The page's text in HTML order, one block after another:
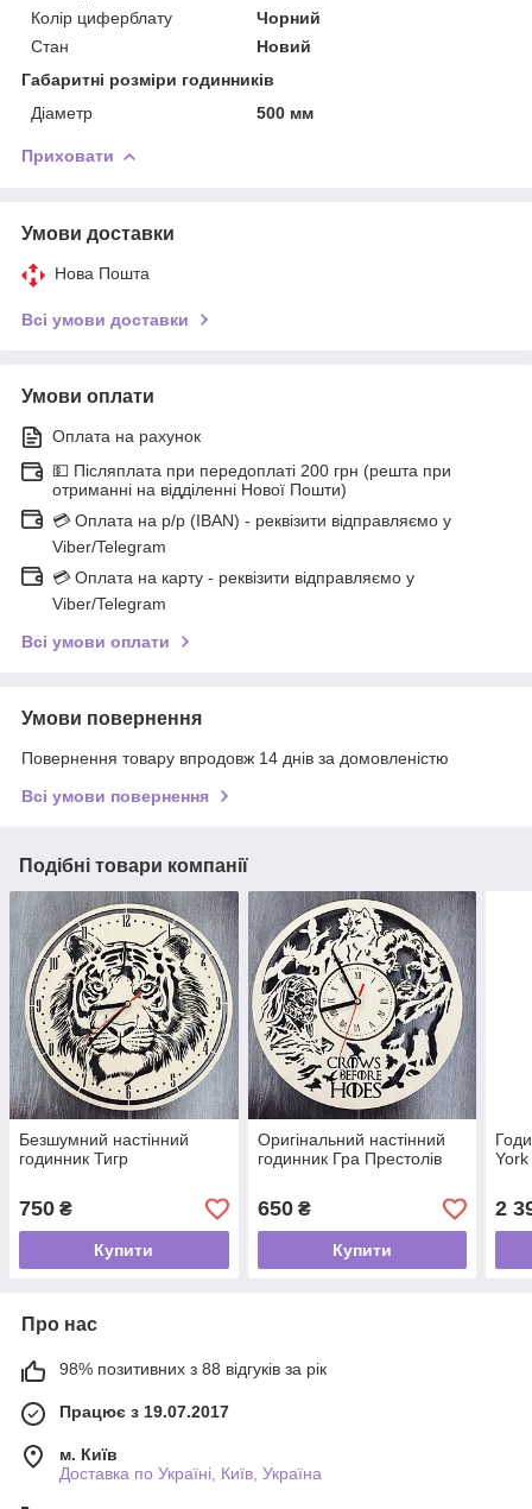
Колір циферблату
Чорний
Стан
Новий
Габаритні розміри годинників
Діаметр
500 мм
Приховати
Умови доставки
Нова Пошта
Всі умови доставки
Умови оплати
Оплата на рахунок
💵 Післяплата при передоплаті 200 грн (решта при
отриманні на відділенні Нової Пошти)
💳 Оплата на р/р (IBAN) - реквізити відправляємо у
Viber/Telegram
💳 Оплата на карту - реквізити відправляємо у
Viber/Telegram
Всі умови оплати
Умови повернення
Повернення товару впродовж 14 днів за домовленістю
Всі умови повернення
Подібні товари компанії
Безшумний настінний
годинник Тигр
750 ₴
Купити
Оригінальний настінний
годинник Гра Престолів
650₴
Купити
2
Про нас
98% позитивних з 88 відгуків за рік
Працює з 19.07.2017
м. Київ
Доставка по Україні, Київ, Україна